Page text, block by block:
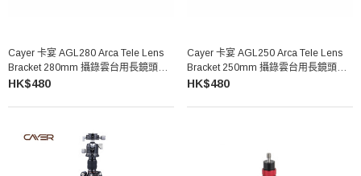
Cayer 卡宴 AGL280 Arca Tele Lens
Bracket 280mm 攝錄雲台用長鏡頭支
架
HK$480
Cayer 卡宴 AGL250 Arca Tele Lens
Bracket 250mm 攝錄雲台用長鏡頭支
架
HK$480